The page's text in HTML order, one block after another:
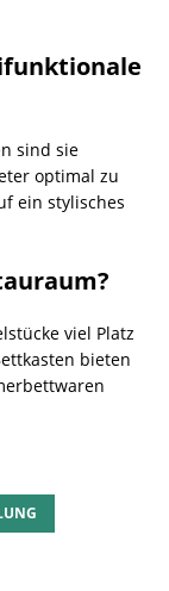
sind sie
optimal zu
ein stylisches
viel Platz
bieten